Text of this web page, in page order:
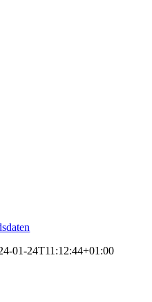
01-24T11:12:44+01:00